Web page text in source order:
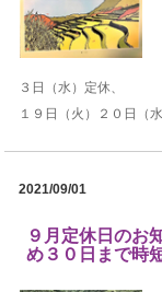
３日（水）定休、
１９日（火）２０日（
2021/09/01
９月定休日のお
め３０日まで時